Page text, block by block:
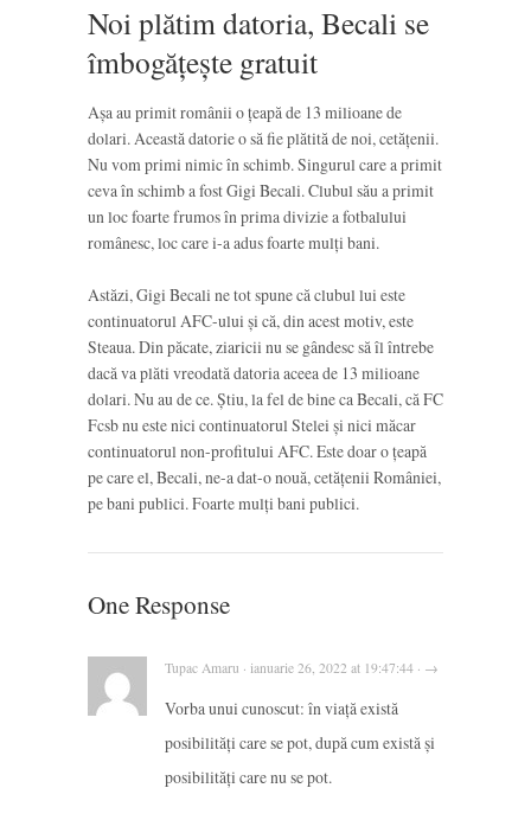
Noi plătim datoria, Becali se
îmbogățește gratuit
Așa au primit românii o țeapă de 13 milioane de
dolari. Această datorie o să fie plătită de noi, cetățenii.
Nu vom primi nimic în schimb. Singurul care a primit
ceva în schimb a fost Gigi Becali. Clubul său a primit
un loc foarte frumos în prima divizie a fotbalului
românesc, loc care i-a adus foarte mulți bani.
Astăzi, Gigi Becali ne tot spune că clubul lui este
continuatorul AFC-ului și că, din acest motiv, este
Steaua. Din păcate, ziaricii nu se gândesc să îl întrebe
dacă va plăti vreodată datoria aceea de 13 milioane
dolari. Nu au de ce. Știu, la fel de bine ca Becali, că FC
Fcsb nu este nici continuatorul Stelei și nici măcar
continuatorul non-profitului AFC. Este doar o țeapă
pe care el, Becali, ne-a dat-o nouă, cetățenii României,
pe bani publici. Foarte mulți bani publici.
One Response
Tupac Amaru · ianuarie 26, 2022 at 19:47:44 · →
Vorba unui cunoscut: în viață există
posibilități care se pot, după cum există și
posibilități care nu se pot.